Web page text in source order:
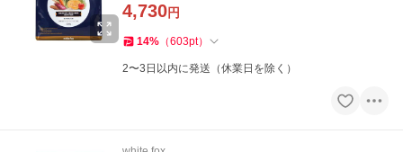
4,730円
14% （603pt）
2〜3日以内に発送（休業日を除く）